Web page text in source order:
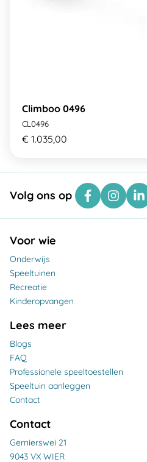
Climboo 0496
CL0496
€ 1.035,00
Volg ons op
Voor wie
Onderwijs
Speeltuinen
Recreatie
Kinderopvangen
Lees meer
Blogs
FAQ
Professionele speeltoestellen
Speeltuin aanleggen
Contact
Contact
Gernierswei 21
9043 VX WIER